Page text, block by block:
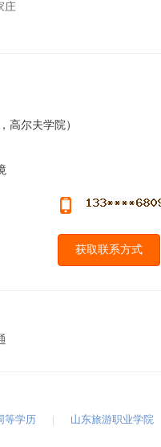
庄
高尔夫学院）
获取联系方式
等学历 | 山东旅游职业学院